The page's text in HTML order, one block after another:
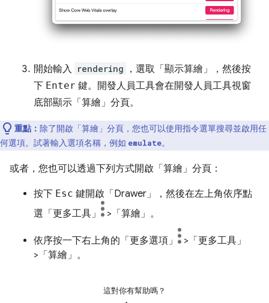
開始輸入 rendering ，選取「顯示算繪」
，然後按
下 Enter 鍵。開發人員工具會在開發人員工具視窗
底部顯示「算繪」 分頁。
重點： 除了開啟「算繪」 分頁，您也可以使用指令選單搜尋並啟用任
何選項。試著輸入選項名稱，例如 emulate。
或者，您也可以透過下列方式開啟「算繪」 分頁：
按下 Esc 鍵開啟「Drawer」，然後在左上角依序點
選「更多工具」
>「算繪」 。
依序按一下右上角的「更多選項」
>「更多工具」
>「算繪」 。
這對你有幫助嗎？